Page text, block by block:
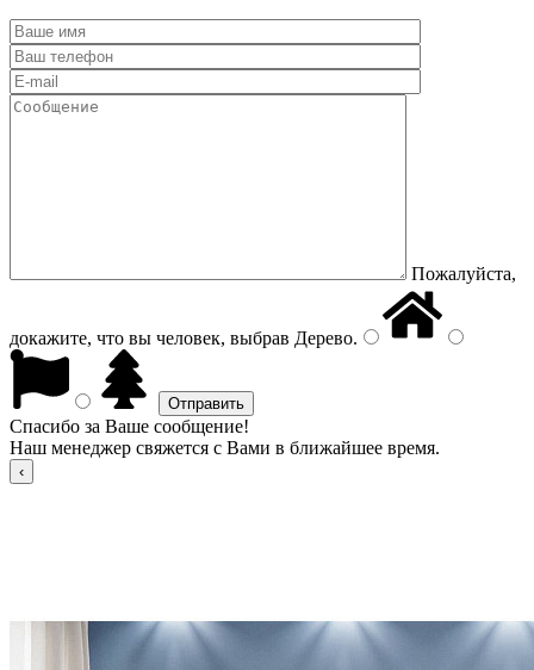
Пожалуйста,
докажите, что вы человек, выбрав Дерево.
Спасибо за Ваше сообщение!
Наш менеджер свяжется с Вами в ближайшее время.